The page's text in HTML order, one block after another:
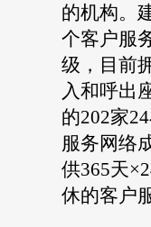
的机构。
个客户服
级，目前
入和呼出
的202家
服务网络
供365天
休的客户